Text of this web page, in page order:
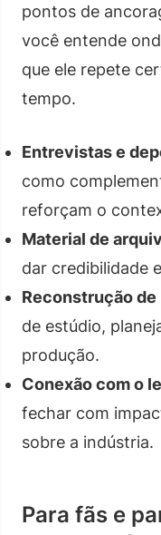
pontos de
você entende
que ele repete
tempo.
Entrevistas e
como
reforçam o
Material de
dar credibilidade
Reconstrução
de estúdio,
produção.
Conexão com o
fechar com
sobre a indústria.
Para fãs e